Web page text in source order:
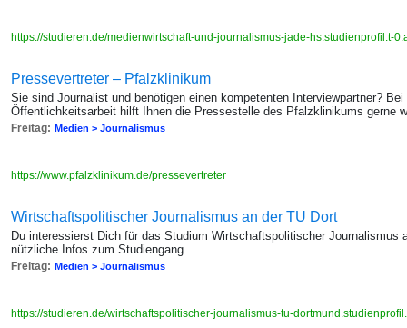
https://studieren.de/medienwirtschaft-und-journalismus-jade-hs.studienprofil.t-
Pressevertreter – Pfalzklinikum
Sie sind Journalist und benötigen einen kompetenten Interviewpartner?
Öffentlichkeitsarbeit hilft Ihnen die Pressestelle des Pfalzklinikums gerne
Freitag: Medien > Journalismus
https://www.pfalzklinikum.de/pressevertreter
Wirtschaftspolitischer Journalismus an der TU Dort
Du interessierst Dich für das Studium Wirtschaftspolitischer Journalismus
nützliche Infos zum Studiengang
Freitag: Medien > Journalismus
https://studieren.de/wirtschaftspolitischer-journalismus-tu-